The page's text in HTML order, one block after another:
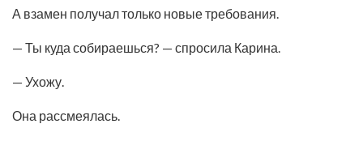
А взамен получал только новые требования.
— Ты куда собираешься? — спросила Карина.
— Ухожу.
Она рассмеялась.